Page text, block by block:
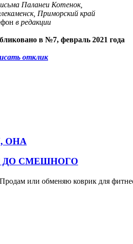
Паланеи Котенок,
Приморский край
в редакции
в №7, февраль 2021 года
отклик
ОНА
ДО СМЕШНОГО
или обменяю коврик для